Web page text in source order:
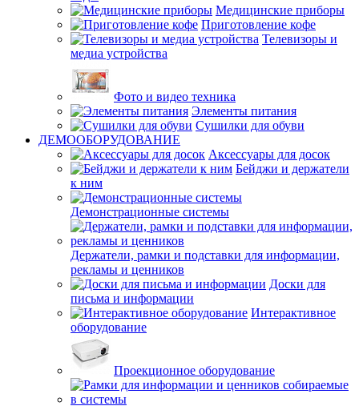
Медицинские приборы
Приготовление кофе
Телевизоры и
медиа устройства
Фото и видео техника
Элементы питания
Сушилки для обуви
ДЕМООБОРУДОВАНИЕ
Аксессуары для досок
Бейджи и держатели
к ним
Демонстрационные системы
Держатели, рамки и подставки для информации,
рекламы и ценников
Доски для
письма и информации
Интерактивное
оборудование
Проекционное оборудование